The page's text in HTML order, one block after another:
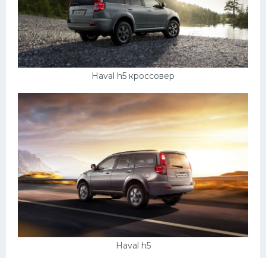
Haval h5 кроссовер
Haval h5
Автобусы
Хонда
Грузовики
УАЗ
Кадиллак
Автокемпер
Феррари
Поезда
Мотоциклы
Ямаха